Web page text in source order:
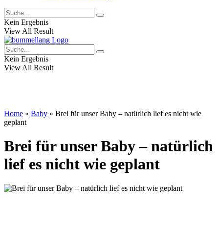
Kein Ergebnis
View All Result
Kein Ergebnis
View All Result
Home » Baby » Brei für unser Baby – natürlich lief es nicht wie
geplant
Brei für unser Baby – natürlich
lief es nicht wie geplant